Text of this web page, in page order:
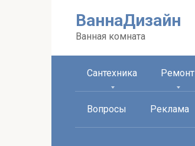
ВаннаДизайн
Ванная комната
Сантехника Ремонт
Вопросы Реклама